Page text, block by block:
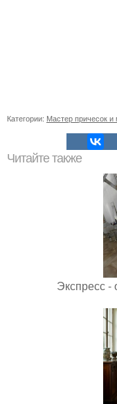
Категории: Мастер причесок и
Читайте также
Экспресс